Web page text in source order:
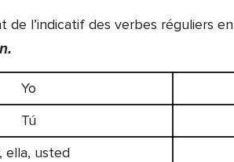
de l’indicatif des verbes réguliers en
Yo
Tú
ella, usted